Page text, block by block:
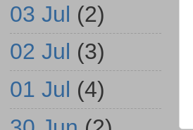
03 Jul (2)
02 Jul (3)
01 Jul (4)